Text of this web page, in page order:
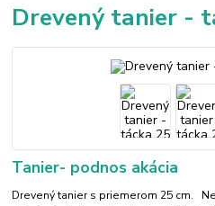
Drevený tanier -
Tanier- podnos akácia
Drevený tanier s priemerom 25 cm.